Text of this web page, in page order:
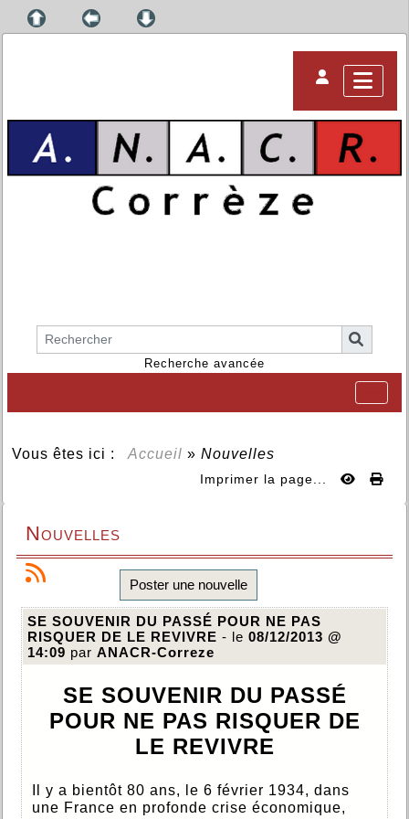
Recherche avancée
Vous êtes ici : Accueil » Nouvelles
Imprimer la page...
Nouvelles
Poster une nouvelle
SE SOUVENIR DU PASSÉ POUR NE PAS
RISQUER DE LE REVIVRE - le 08/12/2013 @
14:09 par ANACR-Correze
SE SOUVENIR DU PASSÉ
POUR NE PAS RISQUER DE
LE REVIVRE
Il y a bientôt 80 ans, le 6 février 1934, dans
une France en profonde crise économique,